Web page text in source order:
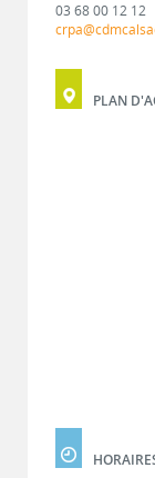
03 68 00 12 12
PLAN